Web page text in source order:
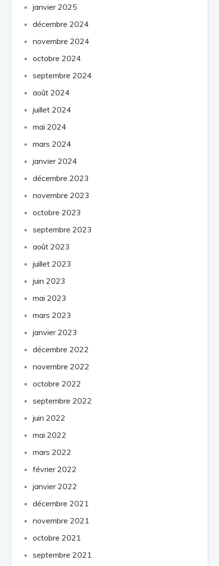
janvier 2025
décembre 2024
novembre 2024
octobre 2024
septembre 2024
août 2024
juillet 2024
mai 2024
mars 2024
janvier 2024
décembre 2023
novembre 2023
octobre 2023
septembre 2023
août 2023
juillet 2023
juin 2023
mai 2023
mars 2023
janvier 2023
décembre 2022
novembre 2022
octobre 2022
septembre 2022
juin 2022
mai 2022
mars 2022
février 2022
janvier 2022
décembre 2021
novembre 2021
octobre 2021
septembre 2021